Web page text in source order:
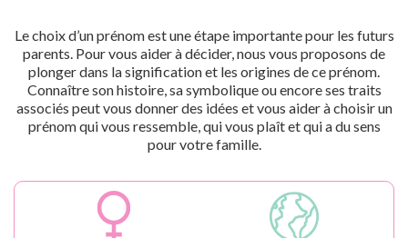
Le choix d’un prénom est une étape importante pour les futurs
parents. Pour vous aider à décider, nous vous proposons de
plonger dans la signification et les origines de ce prénom.
Connaître son histoire, sa symbolique ou encore ses traits
associés peut vous donner des idées et vous aider à choisir un
prénom qui vous ressemble, qui vous plaît et qui a du sens
pour votre famille.